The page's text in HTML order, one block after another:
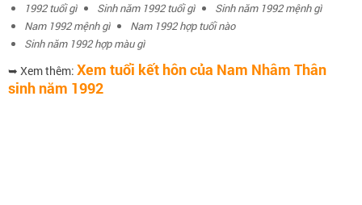
1992 tuổi gì Sinh năm 1992 tuổi gì
Sinh năm 1992 mệnh gì
Nam 1992 mệnh gì
Nam 1992 hợp tuổi nào
Sinh năm 1992 hợp màu gì
➥ Xem thêm: Xem tuổi kết hôn của Nam Nhâm Thân
sinh năm 1992